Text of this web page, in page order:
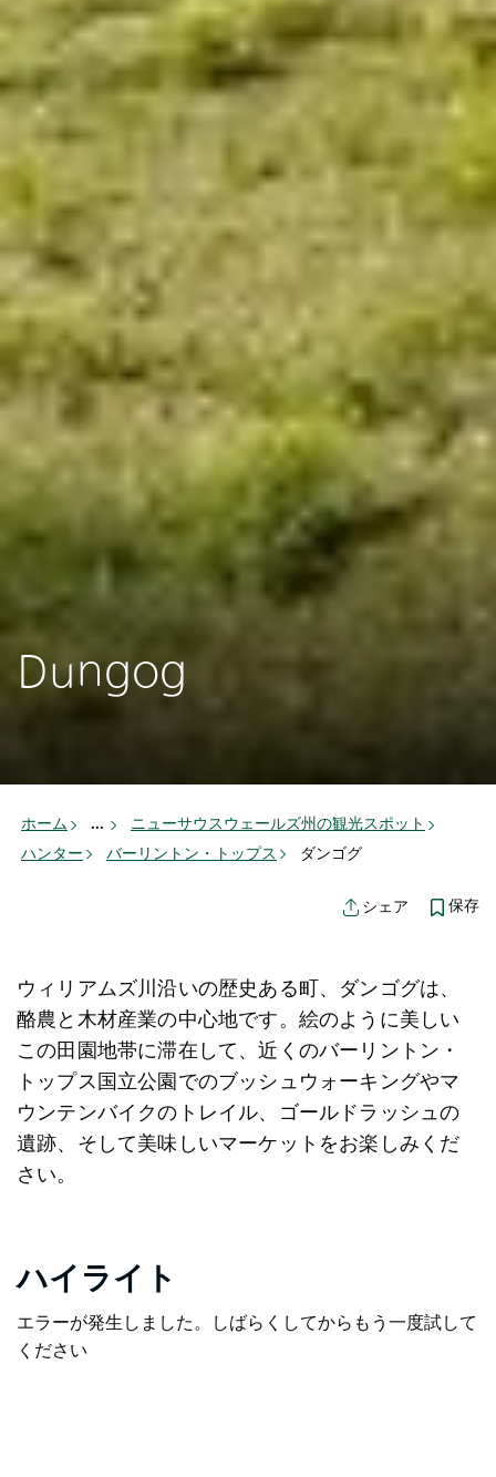
Dungog
ホーム ...
ニューサウスウェールズ州の観光スポット
ハンター
バーリントン・トップス ダンゴグ
シェア 保存
ウィリアムズ川沿いの歴史ある町、ダンゴグは、
酪農と木材産業の中心地です。絵のように美しい
この田園地帯に滞在して、近くのバーリントン・
トップス国立公園でのブッシュウォーキングやマ
ウンテンバイクのトレイル、ゴールドラッシュの
遺跡、そして美味しいマーケットをお楽しみくだ
さい。
ハイライト
エラーが発生しました。しばらくしてからもう一度試して
ください